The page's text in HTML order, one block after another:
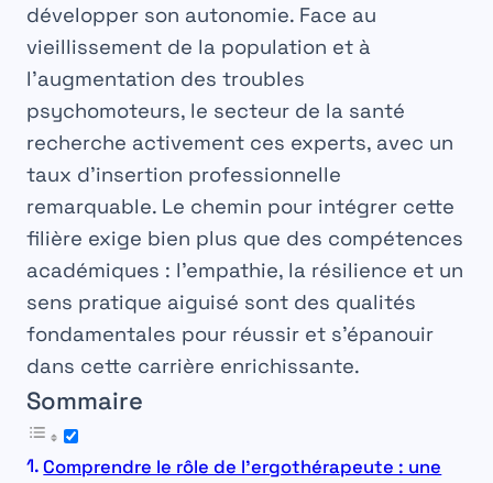
développer son autonomie. Face au
vieillissement de la population et à
l’augmentation des troubles
psychomoteurs, le secteur de la santé
recherche activement ces experts, avec un
taux d’insertion professionnelle
remarquable. Le chemin pour intégrer cette
filière exige bien plus que des compétences
académiques : l’empathie, la résilience et un
sens pratique aiguisé sont des qualités
fondamentales pour réussir et s’épanouir
dans cette carrière enrichissante.
Sommaire
Comprendre le rôle de l’ergothérapeute : une